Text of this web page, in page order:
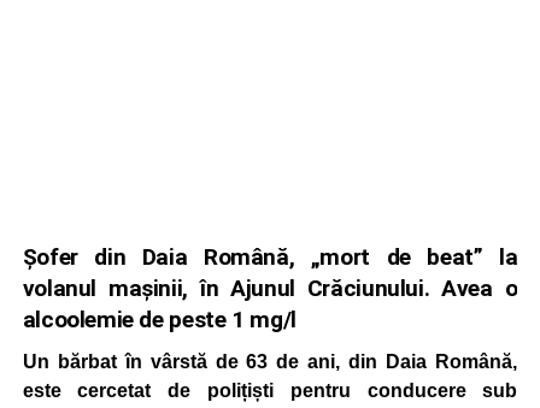
Șofer din Daia Română, „mort de beat” la
volanul mașinii, în Ajunul Crăciunului. Avea o
alcoolemie de peste 1 mg/l
Un bărbat în vârstă de 63 de ani, din Daia Română,
este cercetat de polițiști pentru conducere sub